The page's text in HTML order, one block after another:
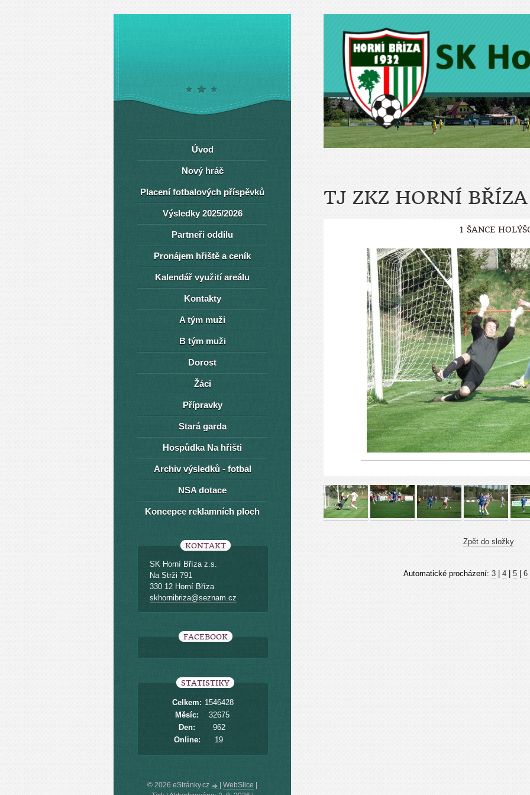
TJ ZKZ HORNÍ
1 ŠANCE
Zpět do složky
Automatické procházení: 3| 4| 5| 6
Úvod
Nový hráč
Placení fotbalových příspěvků
Výsledky 2025/2026
Partneři oddílu
Pronájem hřiště a ceník
Kalendář využití areálu
Kontakty
A tým muži
B tým muži
Dorost
Žáci
Přípravky
Stará garda
Hospůdka Na hřišti
Archiv výsledků - fotbal
NSA dotace
Koncepce reklamních ploch
KONTAKT
SK Horní Bříza z.s.
Na Strži 791
330 12 Horní Bříza
skhornibriza@seznam.cz
FACEBOOK
STATISTIKY
Online: 19
Celkem: 1546428
Měsíc:
32675
Den:
962
© 2026 eStránky.cz WebSlice